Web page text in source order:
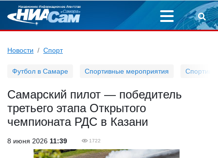
Новости Спорт
Футбол в Самаре Спортивные мероприятия
Самарский пилот — победитель
третьего этапа Открытого
чемпионата РДС в Казани
8 июня 2026 11:39 1722